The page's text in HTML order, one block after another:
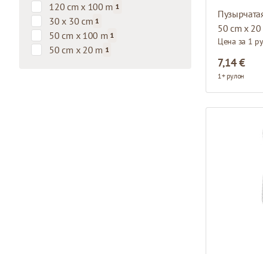
120 cm x 100 m 1
30 x 30 cm 1
50 cm x 100 m 1
50 cm x 20 m 1
50 cm x
Цена за 1
7,14 €
1+ рулон